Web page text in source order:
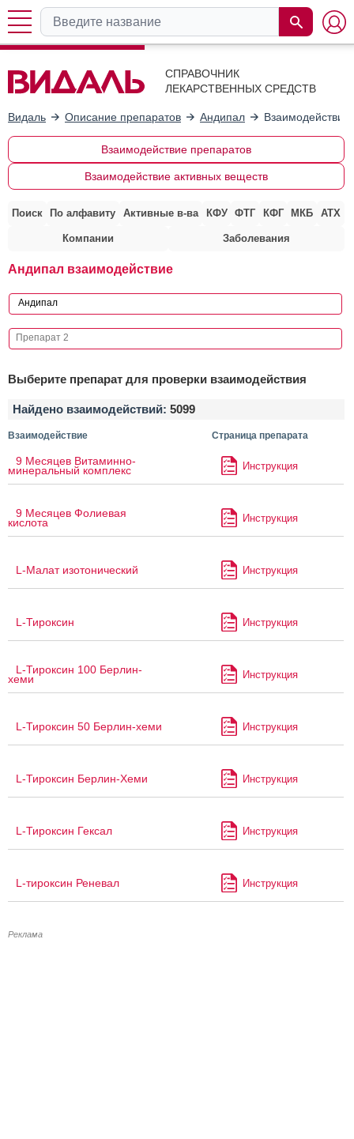
СПРАВОЧНИК
ЛЕКАРСТВЕННЫХ СРЕДСТВ
Видаль Описание препаратов Андипал
Взаимодействие препаратов
Взаимодействие активных веществ
Поиск По алфавиту Активные в-ва КФУ ФТГ КФГ МКБ АТХ
Компании Заболевания
Андипал взаимодействие
Выберите препарат для проверки взаимодействия
Найдено взаимодействий: 5099
Взаимодействие Страница препарата
9 Месяцев Витаминно-
минеральный комплекс Инструкция
9 Месяцев Фолиевая
кислота Инструкция
L-Малат изотонический Инструкция
L-Тироксин Инструкция
L-Тироксин 100 Берлин-
хеми Инструкция
L-Тироксин 50 Берлин-хеми Инструкция
L-Тироксин Берлин-Хеми Инструкция
L-Тироксин Гексал Инструкция
L-тироксин Реневал Инструкция
Реклама